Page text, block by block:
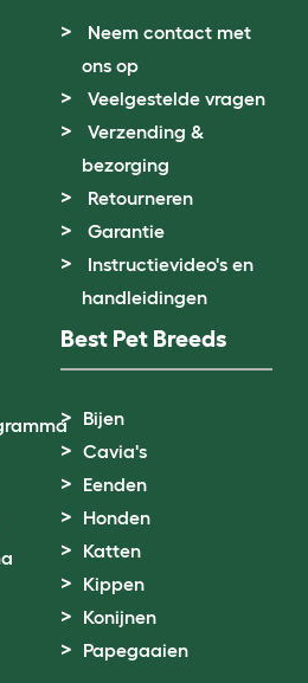
Neem contact met
ons op
Veelgestelde vragen
Verzending &
bezorging
Retourneren
Garantie
Instructievideo's en
handleidingen
Best Pet Breeds
Bijen
Cavia's
Eenden
Honden
Katten
Kippen
Konijnen
Papegaaien